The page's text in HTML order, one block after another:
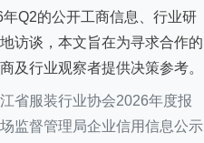
Q2的公开工商信息、行业研
访谈，本文旨在为寻求合作的
及行业观察者提供决策参考。
省服装行业协会2026年度报
监督管理局企业信用信息公示